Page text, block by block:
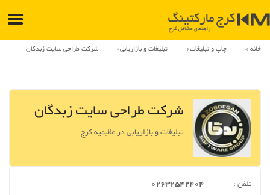
خانه چاپ و تبلیغات تبلیغات و بازاریابی شرکت طراحی سایت زبدگان
شرکت طراحی سایت زبدگان
تبلیغات و بازاریابی در عظیمیه کرج
تلفن : 02632542404